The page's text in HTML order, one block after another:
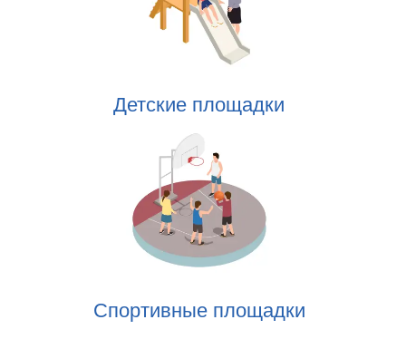
Детские площадки
Спортивные площадки